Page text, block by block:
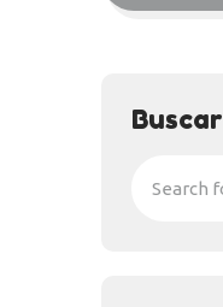
Buscar